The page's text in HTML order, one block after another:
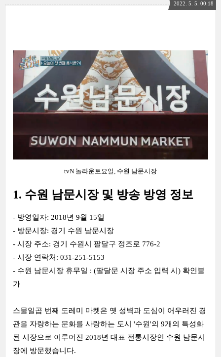
2022. 5. 5. 00:18
tvN 놀라운토요일, 수원 남문시장
1. 수원 남문시장 및 방송 방영 정보
- 방영일자: 2018년 9월 15일
- 방문시장: 경기 수원 남문시장
- 시장 주소: 경기 수원시 팔달구 정조로 776-2
- 시장 연락처: 031-251-5153
- 수원 남문시장 휴무일 : (팔달문 시장 주소 입력 시) 확인불
가
스물일곱 번째 도레미 마켓은 옛 성벽과 도심이 어우러진 경
관을 자랑하는 문화를 사랑하는 도시 '수원'의 9개의 특성화
된 시장으로 이루어진 2018년 대표 전통시장인 수원 남문시
장에 방문했습니다.